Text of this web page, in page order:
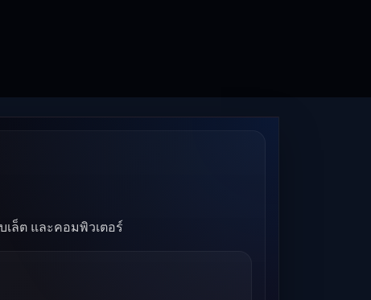
ล็ต และคอมพิวเตอร์